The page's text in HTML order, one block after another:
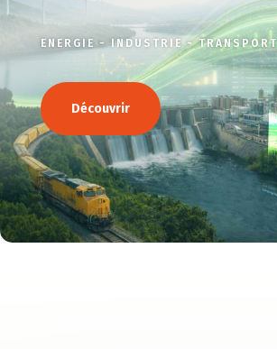
ENERGIE - INDUSTRIE - TRANSPORT
Découvrir